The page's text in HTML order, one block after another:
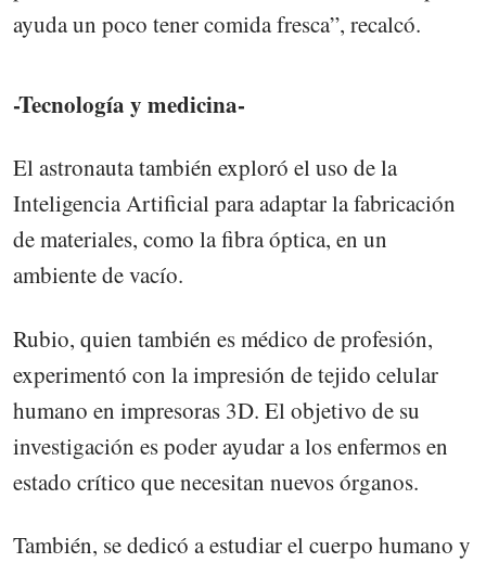
ayuda un poco tener comida fresca”, recalcó.
-Tecnología y medicina-
El astronauta también exploró el uso de la
Inteligencia Artificial para adaptar la fabricación
de materiales, como la fibra óptica, en un
ambiente de vacío.
Rubio, quien también es médico de profesión,
experimentó con la impresión de tejido celular
humano en impresoras 3D. El objetivo de su
investigación es poder ayudar a los enfermos en
estado crítico que necesitan nuevos órganos.
También, se dedicó a estudiar el cuerpo humano y